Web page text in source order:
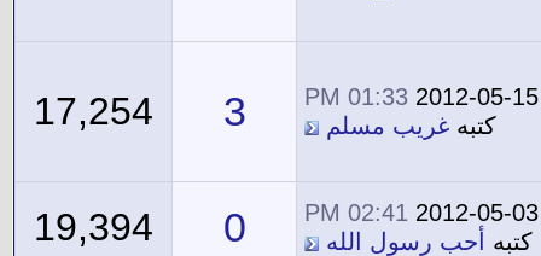
2012-05-15
01:33 PM
كتبه غريب مسلم 3
17,254
2012-05-03
02:41 PM
كتبه
أحب رسول الله 0
19,394